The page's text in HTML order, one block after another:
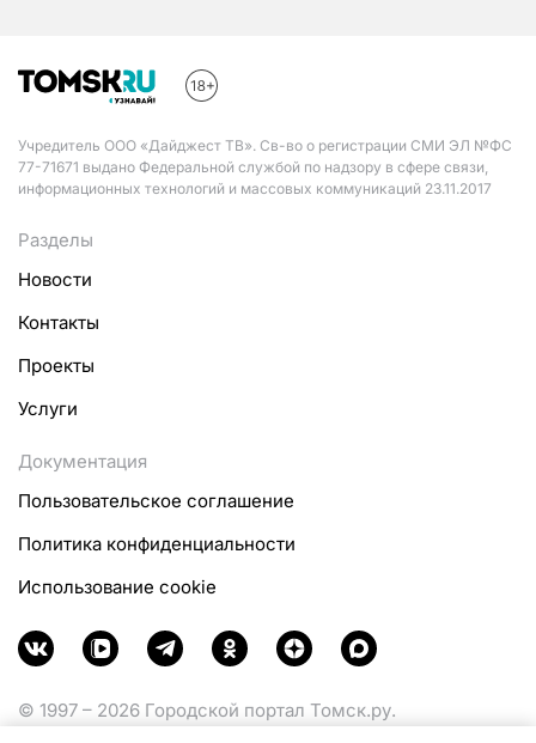
Учредитель ООО «Дайджест ТВ». Св-во о регистрации СМИ ЭЛ №ФС
77-71671 выдано Федеральной службой по надзору в сфере связи,
информационных технологий и массовых коммуникаций 23.11.2017
Разделы
Новости
Контакты
Проекты
Услуги
Документация
Пользовательское соглашение
Политика конфиденциальности
Использование cookie
© 1997 – 2026 Городской портал Томск.ру.